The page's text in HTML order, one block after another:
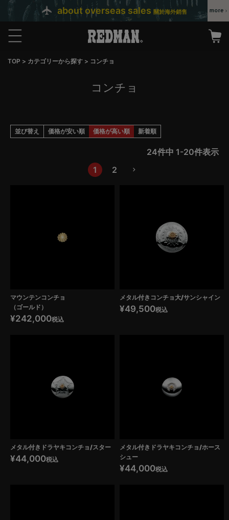
about overseas sales 關於海外銷售
TOP カテゴリーから探す コンチョ
コンチョ
並び替え 価格が安い順 価格が高い順 新着順
24件中 1-20件表示
1
2
マウンテンコンチョ
（ゴールド）
¥242,000税込
メタル付きコンチョ大/サンシャイン
¥49,500税込
メタル付きドラヤキコンチョ/スター
¥44,000税込
メタル付きドラヤキコンチョ/ホース
シュー
¥44,000税込